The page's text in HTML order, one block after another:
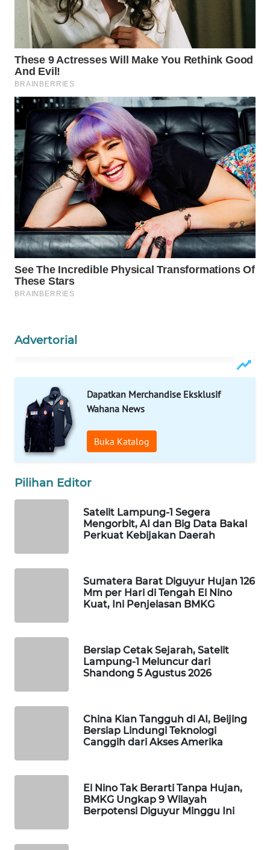
Advertorial
Dapatkan Merchandise Eksklusif
Wahana News
Buka Katalog
Pilihan Editor
Satelit Lampung-1 Segera
Mengorbit, AI dan Big Data Bakal
Perkuat Kebijakan Daerah
Sumatera Barat Diguyur Hujan 126
Mm per Hari di Tengah El Nino
Kuat, Ini Penjelasan BMKG
Bersiap Cetak Sejarah, Satelit
Lampung-1 Meluncur dari
Shandong 5 Agustus 2026
China Kian Tangguh di AI, Beijing
Bersiap Lindungi Teknologi
Canggih dari Akses Amerika
El Nino Tak Berarti Tanpa Hujan,
BMKG Ungkap 9 Wilayah
Berpotensi Diguyur Minggu Ini
WAHANA
KONSUMEN
WAHANA
LISTRIK
WAHANA
TRAVEL
WAHANA
TV
WAHANANEWS
WAHANANEWS
CO ID
WAHANANEWS
NET
SPORT
UMKM
WAHANA
SELEB
WAHANA
WAHANA
Wahana
Network